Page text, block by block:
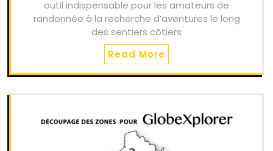
outil indispensable pour les amateurs de
randonnée à la recherche d’aventures le long
des sentiers côtiers
Read More